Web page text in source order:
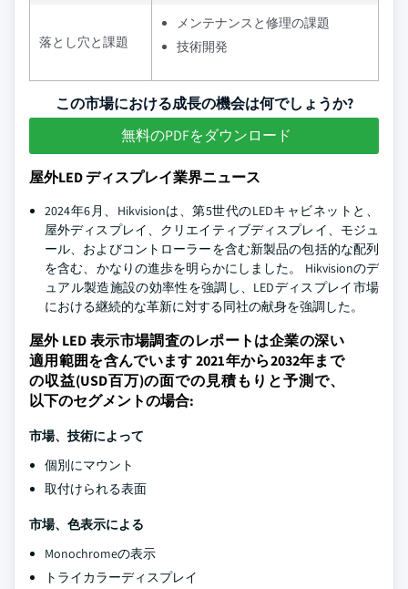
落とし穴と課題
メンテナンスと修理の課題
技術開発
この市場における成長の機会は何でしょうか?
無料のPDFをダウンロード
屋外LED ディスプレイ業界ニュース
2024年6月、Hikvisionは、第5世代のLEDキャビネットと、
屋外ディスプレイ、クリエイティブディスプレイ、モジュ
ール、およびコントローラーを含む新製品の包括的な配列
を含む、かなりの進歩を明らかにしました。 Hikvisionのデ
ュアル製造施設の効率性を強調し、LEDディスプレイ市場
における継続的な革新に対する同社の献身を強調した。
屋外 LED 表示市場調査のレポートは企業の深い
適用範囲を含んでいます 2021年から2032年まで
の収益(USD百万)の面での見積もりと予測で、
以下のセグメントの場合:
市場、技術によって
個別にマウント
取付けられる表面
市場、色表示による
Monochromeの表示
トライカラーディスプレイ